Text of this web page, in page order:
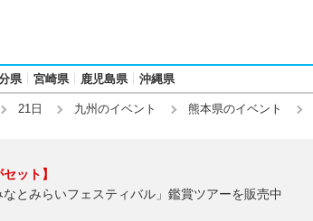
県 宮崎県 鹿児島県 沖縄県
21日 九州のイベント 熊本県のイベント
ット】
とみらいフェスティバル」鑑賞ツアーを販売中